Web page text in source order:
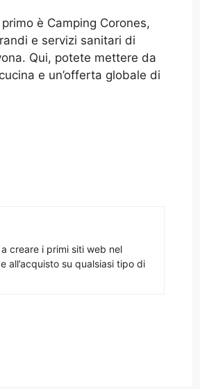
è Camping Corones,
e servizi sanitari di
Qui, potete mettere da
e un’offerta globale di
creare i primi siti web nel
all’acquisto su qualsiasi tipo di